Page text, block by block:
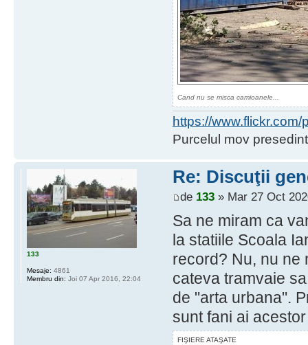
Cand nu se misca camioanele...
https://
Purcelul mov
Re: Discuţii
de 133» Mar 27 Oct
Sa ne miram ca
la statiile Scoala
record? Nu, nu ne
cateva tramvaie
de "arta urbana".
sunt fani ai
FIŞIERE ATAŞATE
133
Mesaje: 4861
Membru din: Joi 07 Apr 2016, 22:04